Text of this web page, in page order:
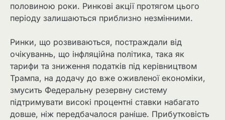
половиною роки. Ринкові акції протягом цього
періоду залишаються приблизно незмінними.
Ринки, що розвиваються, постраждали від
очікуваннь, що інфляційна політика, така як
тарифи та зниження податків під керівництвом
Трампа, на додачу до вже оживленої економіки,
змусить Федеральну резервну систему
підтримувати високі процентні ставки набагато
довше, ніж передбачалося раніше. Прибутковість